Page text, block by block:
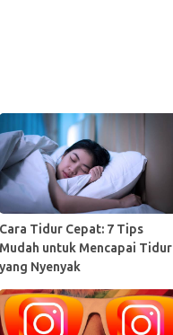
Cara Tidur Cepat: 7 Tips
Mudah untuk Mencapai Tidur
yang Nyenyak